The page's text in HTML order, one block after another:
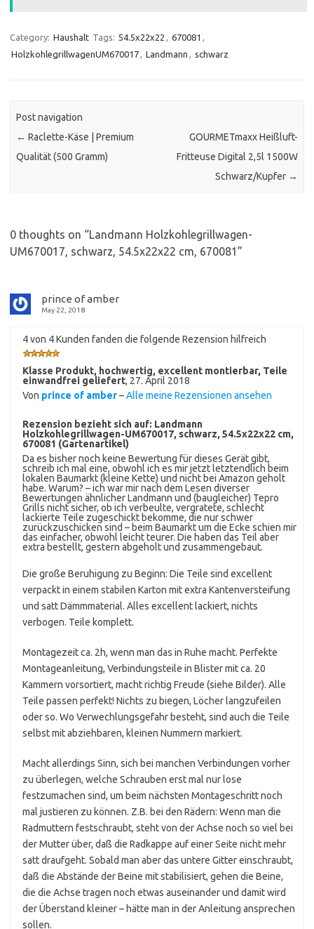
Category: Haushalt Tags: 54.5x22x22 , 670081 ,
HolzkohlegrillwagenUM670017, Landmann , schwarz
Post navigation
← Raclette-Käse | Premium
Qualität (500 Gramm)
GOURMETmaxx Heißluft-
Fritteuse Digital 2,5l 1500W
Schwarz/Kupfer →
0 thoughts on “Landmann Holzkohlegrillwagen-
UM670017, schwarz, 54.5x22x22 cm, 670081”
prince of amber
May 22, 2018
4 von 4 Kunden fanden die folgende Rezension hilfreich
Klasse Produkt, hochwertig, excellent montierbar, Teile
einwandfrei geliefert, 27. April 2018
Von prince of amber–Alle meine Rezensionen ansehen
Rezension bezieht sich auf: Landmann
Holzkohlegrillwagen-UM670017, schwarz, 54.5x22x22 cm,
670081 (Gartenartikel)
Da es bisher noch keine Bewertung für dieses Gerät gibt,
schreib ich mal eine, obwohl ich es mir jetzt letztendlich beim
lokalen Baumarkt (kleine Kette) und nicht bei Amazon geholt
habe. Warum? – ich war mir nach dem Lesen diverser
Bewertungen ähnlicher Landmann und (baugleicher) Tepro
Grills nicht sicher, ob ich verbeulte, vergratete, schlecht
lackierte Teile zugeschickt bekomme, die nur schwer
zurückzuschicken sind – beim Baumarkt um die Ecke schien mir
das einfacher, obwohl leicht teurer. Die haben das Teil aber
extra bestellt, gestern abgeholt und zusammengebaut.
Die große Beruhigung zu Beginn: Die Teile sind excellent
verpackt in einem stabilen Karton mit extra Kantenversteifung
und satt Dämmmaterial. Alles excellent lackiert, nichts
verbogen. Teile komplett.
Montagezeit ca. 2h, wenn man das in Ruhe macht. Perfekte
Montageanleitung, Verbindungsteile in Blister mit ca. 20
Kammern vorsortiert, macht richtig Freude (siehe Bilder). Alle
Teile passen perfekt! Nichts zu biegen, Löcher langzufeilen
oder so. Wo Verwechlungsgefahr besteht, sind auch die Teile
selbst mit abziehbaren, kleinen Nummern markiert.
Macht allerdings Sinn, sich bei manchen Verbindungen vorher
zu überlegen, welche Schrauben erst mal nur lose
festzumachen sind, um beim nächsten Montageschritt noch
mal justieren zu können. Z.B. bei den Rädern: Wenn man die
Radmuttern festschraubt, steht von der Achse noch so viel bei
der Mutter über, daß die Radkappe auf einer Seite nicht mehr
satt draufgeht. Sobald man aber das untere Gitter einschraubt,
daß die Abstände der Beine mit stabilisiert, gehen die Beine,
die die Achse tragen noch etwas auseinander und damit wird
der Überstand kleiner – hätte man in der Anleitung ansprechen
sollen.